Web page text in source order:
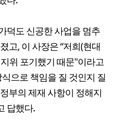
덕도 신공한 사업을 멈추
고, 이 사장은 “저희(현대
위 포기했기 때문"이라고
으로 책임을 질 것인지 질
부의 제재 사항이 정해지
답했다.